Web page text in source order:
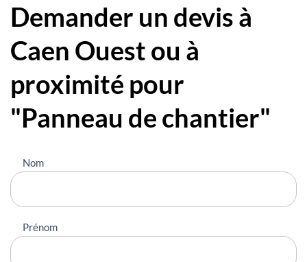
Demander un devis à
Caen Ouest ou à
proximité pour
"Panneau de chantier"
Nous
contacter
Nom
Prénom